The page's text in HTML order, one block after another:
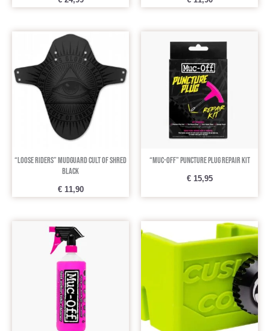
“Loose Riders” Mudguard Cult Of Shred
Black
€11,90
“Muc-Off” Puncture Plug Repair Kit
€15,95